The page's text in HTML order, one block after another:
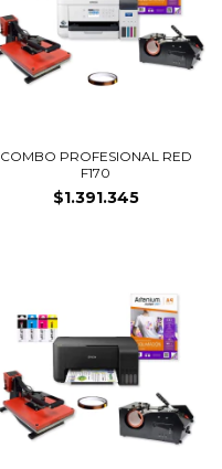
COMBO PROFESIONAL RED
F170
$1.391.345